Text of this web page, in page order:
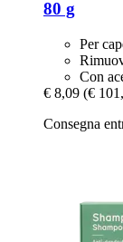
80 g
Per
Con
€ 8,09 (€
Consegna